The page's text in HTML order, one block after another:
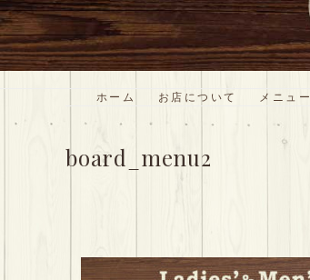
ATTO HAIR
低価格だけど丁寧な美容室
ホーム お店について メニュー
board_menu2